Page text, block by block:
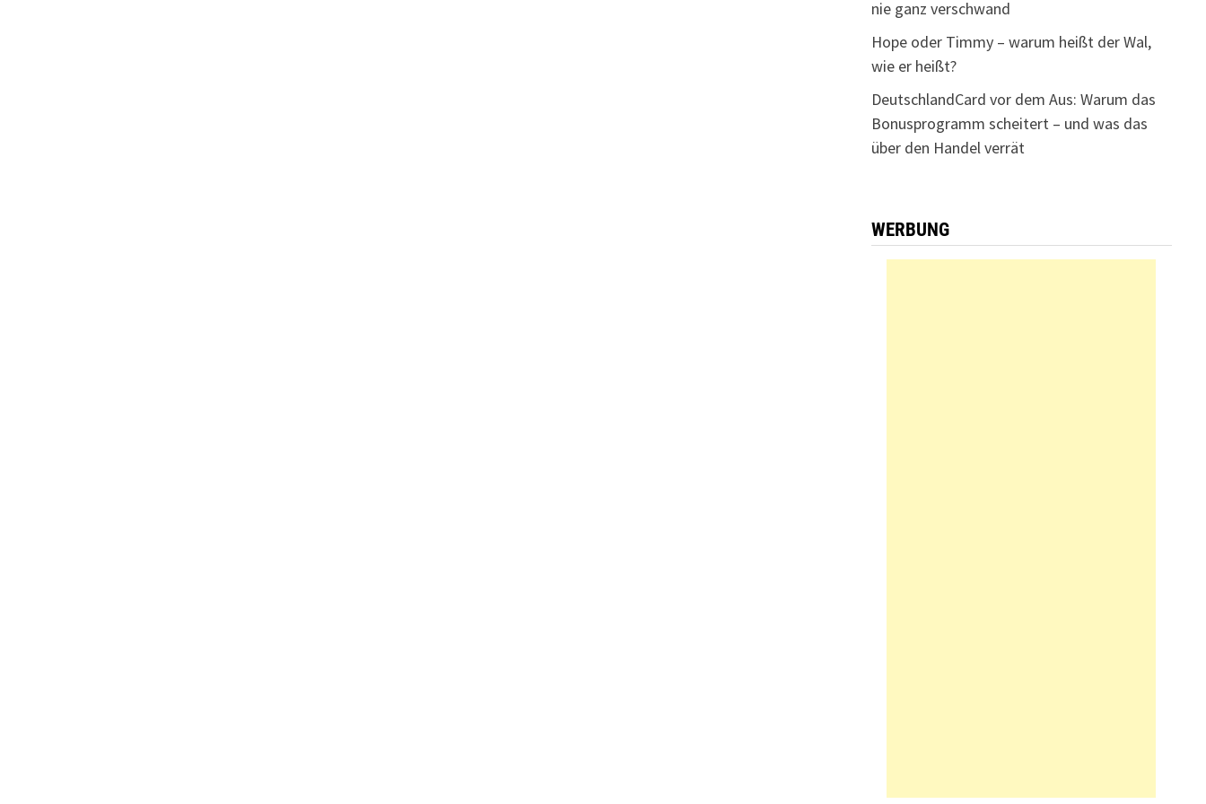
nie ganz verschwand
Hope oder Timmy – warum heißt der Wal,
wie er heißt?
DeutschlandCard vor dem Aus: Warum das
Bonusprogramm scheitert – und was das
über den Handel verrät
WERBUNG